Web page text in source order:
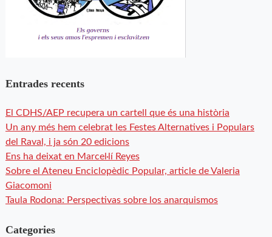
Entrades recents
El CDHS/AEP recupera un cartell que és una història
Un any més hem celebrat les Festes Alternatives i Populars
del Raval, i ja són 20 edicions
Ens ha deixat en Marcel·lí Reyes
Sobre el Ateneu Enciclopèdic Popular, article de Valeria
Giacomoni
Taula Rodona: Perspectivas sobre los anarquismos
Categories